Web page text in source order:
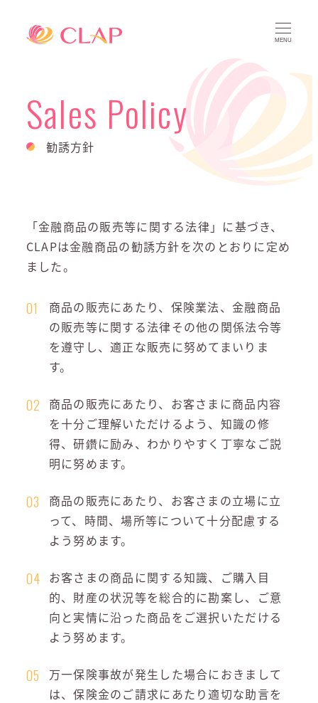
MENU
Sales Policy
勧誘方針
「金融商品の販売等に関する法律」に基づき、
CLAPは金融商品の勧誘方針を次のとおりに定め
ました。
01
商品の販売にあたり、保険業法、金融商品
の販売等に関する法律その他の関係法令等
を遵守し、適正な販売に努めてまいりま
す。
02
商品の販売にあたり、お客さまに商品内容
を十分ご理解いただけるよう、知識の修
得、研鑽に励み、わかりやすく丁寧なご説
明に努めます。
03
商品の販売にあたり、お客さまの立場に立
って、時間、場所等について十分配慮する
よう努めます。
04 お客さまの商品に関する知識、ご購入目
的、財産の状況等を総合的に勘案し、ご意
向と実情に沿った商品をご選択いただける
よう努めます。
05
万一保険事故が発生した場合におきまして
は、保険金のご請求にあたり適切な助言を